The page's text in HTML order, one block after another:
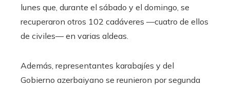
lunes que, durante el sábado y el domingo, se
recuperaron otros 102 cadáveres —cuatro de ellos
de civiles— en varias aldeas.
Además, representantes karabajíes y del
Gobierno azerbaiyano se reunieron por segunda